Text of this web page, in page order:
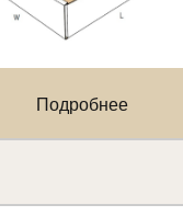
Подробнее